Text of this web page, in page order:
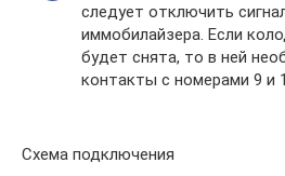
следует отключить
иммобилайзера. Если
будет снята, то в ней
контакты с номерами 9 и
Схема подключения